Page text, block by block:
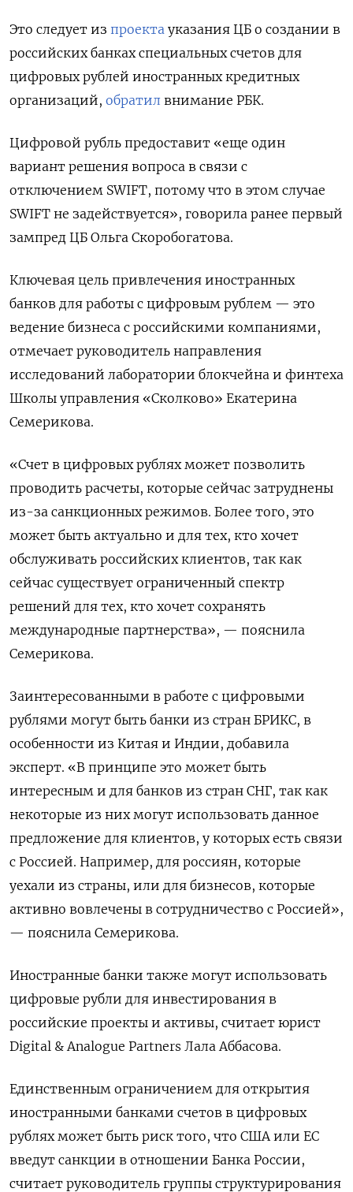
Это следует из проекта указания ЦБ о создании в
российских банках специальных счетов для
цифровых рублей иностранных кредитных
организаций, обратил внимание РБК.
Цифровой рубль предоставит «еще один
вариант решения вопроса в связи с
отключением SWIFT, потому что в этом случае
SWIFT не задействуется», говорила ранее первый
зампред ЦБ Ольга Скоробогатова.
Ключевая цель привлечения иностранных
банков для работы с цифровым рублем — это
ведение бизнеса с российскими компаниями,
отмечает руководитель направления
исследований лаборатории блокчейна и финтеха
Школы управления «Сколково» Екатерина
Семерикова.
«Счет в цифровых рублях может позволить
проводить расчеты, которые сейчас затруднены
из-за санкционных режимов. Более того, это
может быть актуально и для тех, кто хочет
обслуживать российских клиентов, так как
сейчас существует ограниченный спектр
решений для тех, кто хочет сохранять
международные партнерства», — пояснила
Семерикова.
Заинтересованными в работе с цифровыми
рублями могут быть банки из стран БРИКС, в
особенности из Китая и Индии, добавила
эксперт. «В принципе это может быть
интересным и для банков из стран СНГ, так как
некоторые из них могут использовать данное
предложение для клиентов, у которых есть связи
с Россией. Например, для россиян, которые
уехали из страны, или для бизнесов, которые
активно вовлечены в сотрудничество с Россией»,
— пояснила Семерикова.
Иностранные банки также могут использовать
цифровые рубли для инвестирования в
российские проекты и активы, считает юрист
Digital & Analogue Partners Лала Аббасова.
Единственным ограничением для открытия
иностранными банками счетов в цифровых
рублях может быть риск того, что США или ЕС
введут санкции в отношении Банка России,
считает руководитель группы структурирования